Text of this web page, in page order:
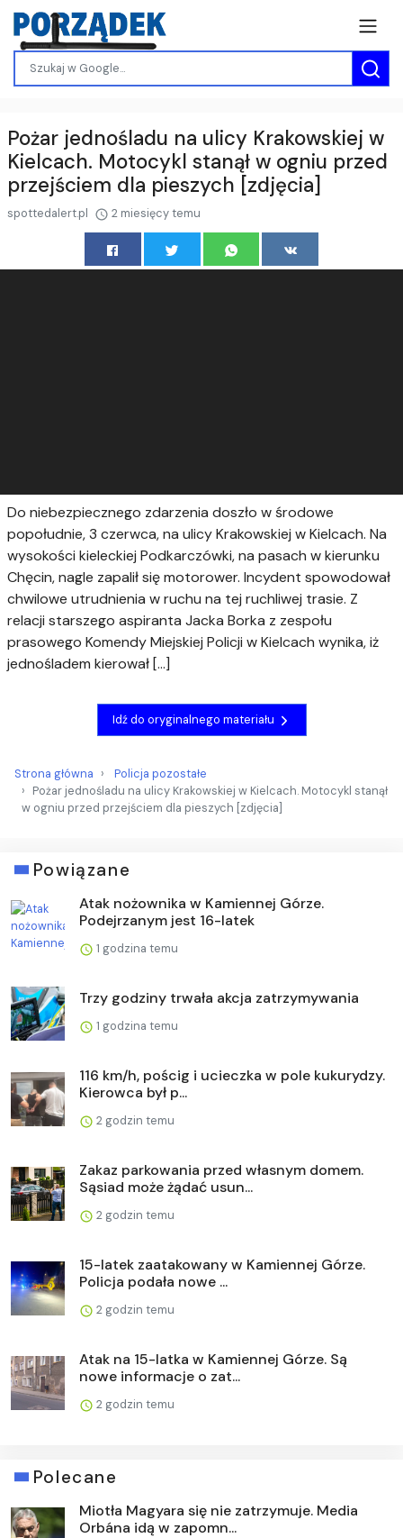
Pożar jednośladu na ulicy Krakowskiej w
Kielcach. Motocykl stanął w ogniu przed
przejściem dla pieszych [zdjęcia]
spottedalert.pl 2 miesięcy temu
Do niebezpiecznego zdarzenia doszło w środowe
popołudnie, 3 czerwca, na ulicy Krakowskiej w Kielcach. Na
wysokości kieleckiej Podkarczówki, na pasach w kierunku
Chęcin, nagle zapalił się motorower. Incydent spowodował
chwilowe utrudnienia w ruchu na tej ruchliwej trasie. Z
relacji starszego aspiranta Jacka Borka z zespołu
prasowego Komendy Miejskiej Policji w Kielcach wynika, iż
jednośladem kierował […]
Idź do oryginalnego materiału
Strona główna
Policja pozostałe
Pożar jednośladu na ulicy Krakowskiej w Kielcach. Motocykl stanął
w ogniu przed przejściem dla pieszych [zdjęcia]
Powiązane
Atak nożownika w Kamiennej Górze.
Podejrzanym jest 16-latek
1 godzina temu
Trzy godziny trwała akcja zatrzymywania
1 godzina temu
116 km/h, pościg i ucieczka w pole kukurydzy.
Kierowca był p...
2 godzin temu
Zakaz parkowania przed własnym domem.
Sąsiad może żądać usun...
2 godzin temu
15-latek zaatakowany w Kamiennej Górze.
Policja podała nowe ...
2 godzin temu
Atak na 15-latka w Kamiennej Górze. Są
nowe informacje o zat...
2 godzin temu
Polecane
Miotła Magyara się nie zatrzymuje. Media
Orbána idą w zapomn...